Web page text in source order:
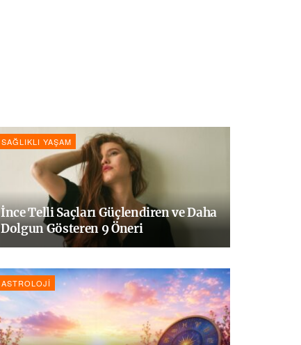
SAĞLIKLI YAŞAM
İnce Telli Saçları Güçlendiren ve Daha
Dolgun Gösteren 9 Öneri
ASTROLOJI